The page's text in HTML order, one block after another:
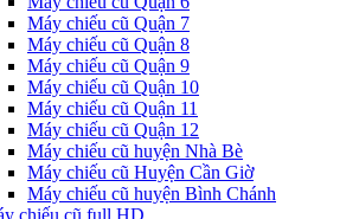
Máy chiếu cũ Quận 7
Máy chiếu cũ Quận 8
Máy chiếu cũ Quận 9
Máy chiếu cũ Quận 10
Máy chiếu cũ Quận 11
Máy chiếu cũ Quận 12
Máy chiếu cũ huyện Nhà Bè
Máy chiếu cũ Huyện Cần Giờ
Máy chiếu cũ huyện Bình Chánh
chiếu cũ full HD